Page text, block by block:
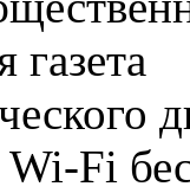
газета
Fi